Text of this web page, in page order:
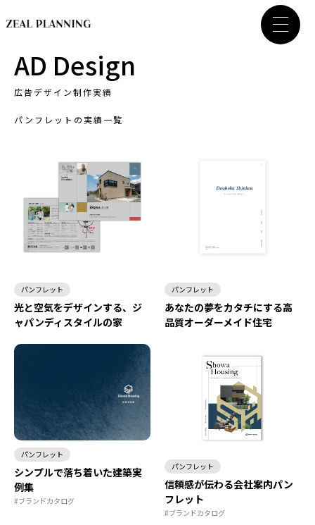
AD Design
広告デザイン制作実績
パンフレットの実績一覧
パンフレット
光と空気をデザインする、ジ
ャパンディスタイルの家
パンフレット
あなたの夢をカタチにする高
品質オーダーメイド住宅
パンフレット
シンプルで落ち着いた建築実
例集
#ブランドカタログ
パンフレット
信頼感が伝わる会社案内パン
フレット
#ブランドカタログ